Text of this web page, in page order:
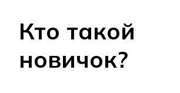
Кто такой
новичок?